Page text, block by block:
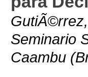
Seminario
Caambu